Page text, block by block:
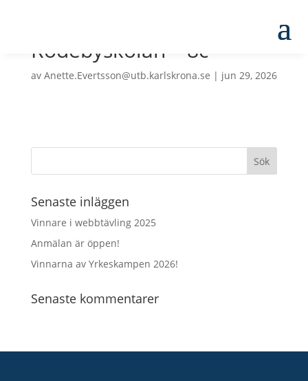
Rödebyskolan – 8c
av Anette.Evertsson@utb.karlskrona.se | jun 29, 2026
Senaste inläggen
Vinnare i webbtävling 2025
Anmälan är öppen!
Vinnarna av Yrkeskampen 2026!
Senaste kommentarer